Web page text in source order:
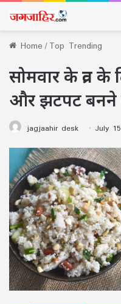
Home/Top Trending
सोमवार के व्रत
और झटपट बनने
jagjaahir desk July